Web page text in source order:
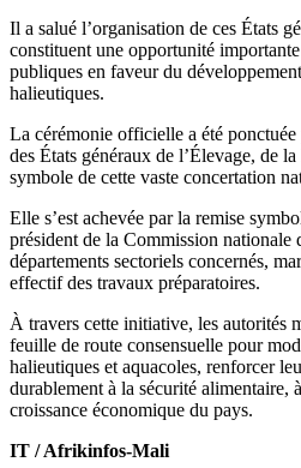
Il a salué l’organisation de ces États
constituent une opportunité
publiques en faveur du
halieutiques.
La cérémonie officielle a été
des États généraux de l’Élevage, de
symbole de cette vaste concertation
Elle s’est achevée par la remise
président de la Commission nationale
départements sectoriels concernés,
effectif des travaux préparatoires.
À travers cette initiative, les autorités
feuille de route consensuelle pour
halieutiques et aquacoles, renforcer
durablement à la sécurité alimentaire,
croissance économique du pays.
IT / Afrikinfos-Mali